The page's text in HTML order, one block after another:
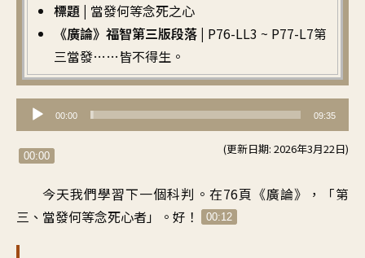
標題 | 當發何等念死之心
《廣論》福智第三版段落 | P76-LL3 ~ P77-L7第
三當發……皆不得生。
訊
播
00:00 09:35
(更新日期: 2026年3月22日)
00:00
今天我們學習下一個科判 。 在76頁《廣論》，「第
三、當發何等念死心者」。 好 ！ 00:12